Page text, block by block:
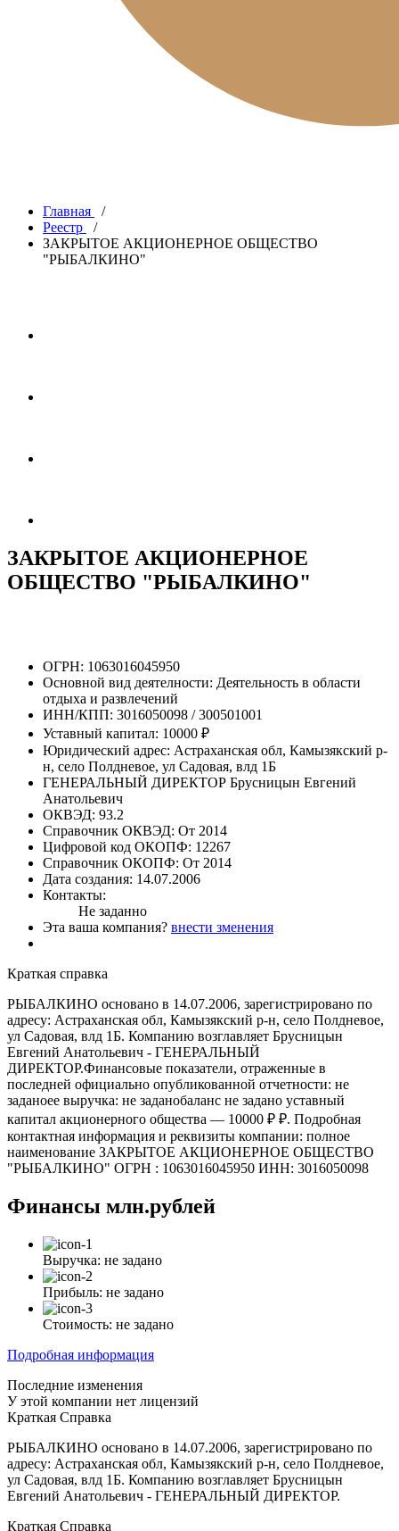
Главная
/
Реестр
/
ЗАКРЫТОЕ АКЦИОНЕРНОЕ ОБЩЕСТВО
"РЫБАЛКИНО"
ЗАКРЫТОЕ АКЦИОНЕРНОЕ
ОБЩЕСТВО "РЫБАЛКИНО"
ОГРН: 1063016045950
Основной вид деятелности: Деятельность в области
отдыха и развлечений
ИНН/КПП: 3016050098 / 300501001
Уставный капитал: 10000 ₽
Юридический адрес: Астраханская обл, Камызякский р-
н, село Полдневое, ул Садовая, влд 1Б
ГЕНЕРАЛЬНЫЙ ДИРЕКТОР Брусницын Евгений
Анатольевич
ОКВЭД: 93.2
Справочник ОКВЭД: От 2014
Цифровой код ОКОПФ: 12267
Справочник ОКОПФ: От 2014
Дата создания: 14.07.2006
Контакты:
Не заданно
Эта ваша компания? внести зменения
Краткая справка
РЫБАЛКИНО основано в 14.07.2006, зарегистрировано по
адресу: Астраханская обл, Камызякский р-н, село Полдневое,
ул Садовая, влд 1Б. Компанию возглавляет Брусницын
Евгений Анатольевич - ГЕНЕРАЛЬНЫЙ
ДИРЕКТОР.Финансовые показатели, отраженные в
последней официально опубликованной отчетности: не
заданоее выручка: не заданобаланс не задано уставный
капитал акционерного общества — 10000 ₽ ₽. Подробная
контактная информация и реквизиты компании: полное
наименование ЗАКРЫТОЕ АКЦИОНЕРНОЕ ОБЩЕСТВО
"РЫБАЛКИНО" ОГРН : 1063016045950 ИНН: 3016050098
Финансы млн.рублей
Выручка: не задано
Прибыль: не задано
Стоимость: не задано
Подробная информация
Последние изменения
У этой компании нет лицензий
Краткая Справка
РЫБАЛКИНО основано в 14.07.2006, зарегистрировано по
адресу: Астраханская обл, Камызякский р-н, село Полдневое,
ул Садовая, влд 1Б. Компанию возглавляет Брусницын
Евгений Анатольевич - ГЕНЕРАЛЬНЫЙ ДИРЕКТОР.
Краткая Справка